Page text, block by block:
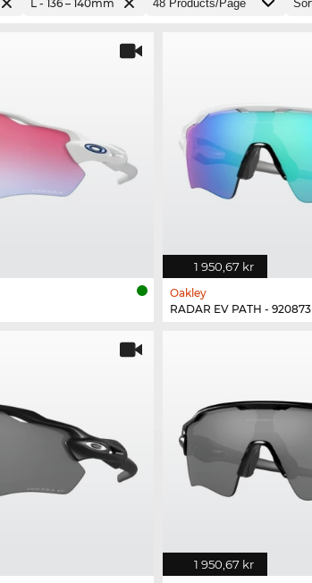
L - 136 – 140mm
1 950,67 kr
Oakley
RADAR EV PATH - 920873
1 950,67 kr